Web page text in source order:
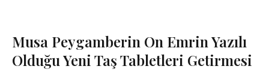
Musa Peygamberin On Emrin Yazılı
Olduğu Yeni Taş Tabletleri Getirmesi